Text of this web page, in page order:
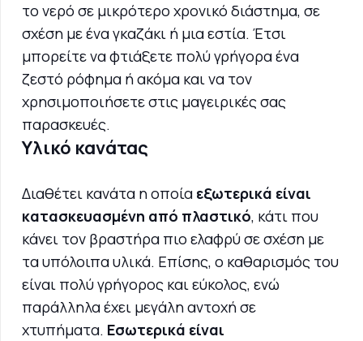
το νερό σε μικρότερο χρονικό διάστημα, σε
σχέση με ένα γκαζάκι ή μια εστία. Έτσι
μπορείτε να φτιάξετε πολύ γρήγορα ένα
ζεστό ρόφημα ή ακόμα και να τον
χρησιμοποιήσετε στις μαγειρικές σας
παρασκευές.
Υλικό κανάτας
Διαθέτει κανάτα η οποία εξωτερικά είναι
κατασκευασμένη από πλαστικό, κάτι που
κάνει τον βραστήρα πιο ελαφρύ σε σχέση με
τα υπόλοιπα υλικά. Επίσης, ο καθαρισμός του
είναι πολύ γρήγορος και εύκολος, ενώ
παράλληλα έχει μεγάλη αντοχή σε
χτυπήματα. Εσωτερικά είναι